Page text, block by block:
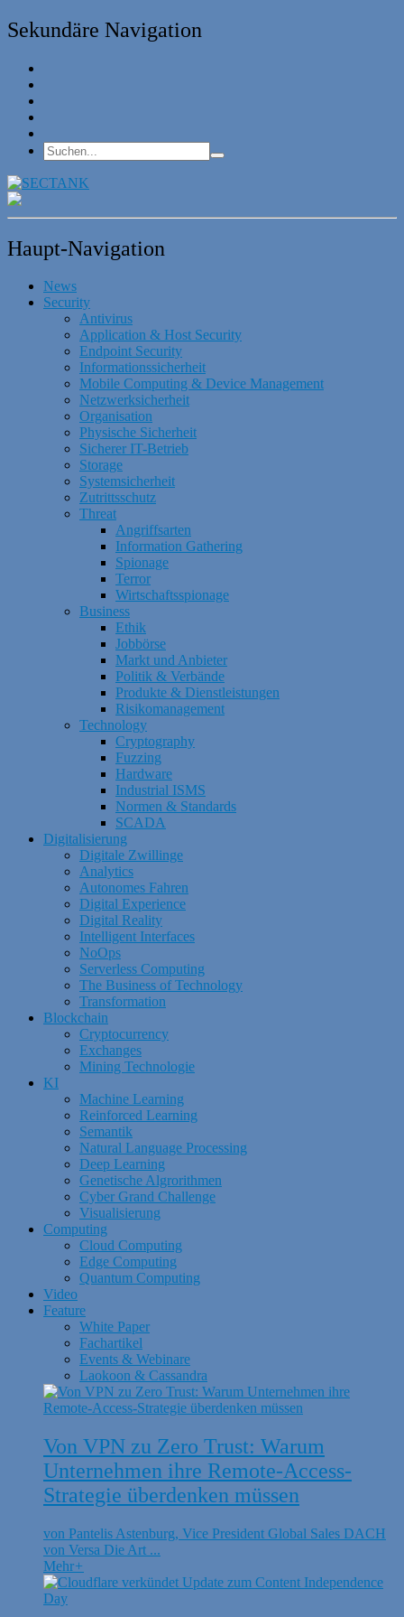
Sekundäre Navigation
Haupt-Navigation
News
Security
Antivirus
Application & Host Security
Endpoint Security
Informationssicherheit
Mobile Computing & Device Management
Netzwerksicherheit
Organisation
Physische Sicherheit
Sicherer IT-Betrieb
Storage
Systemsicherheit
Zutrittsschutz
Threat
Angriffsarten
Information Gathering
Spionage
Terror
Wirtschaftsspionage
Business
Ethik
Jobbörse
Markt und Anbieter
Politik & Verbände
Produkte & Dienstleistungen
Risikomanagement
Technology
Cryptography
Fuzzing
Hardware
Industrial ISMS
Normen & Standards
SCADA
Digitalisierung
Digitale Zwillinge
Analytics
Autonomes Fahren
Digital Experience
Digital Reality
Intelligent Interfaces
NoOps
Serverless Computing
The Business of Technology
Transformation
Blockchain
Cryptocurrency
Exchanges
Mining Technologie
KI
Machine Learning
Reinforced Learning
Semantik
Natural Language Processing
Deep Learning
Genetische Algrorithmen
Cyber Grand Challenge
Visualisierung
Computing
Cloud Computing
Edge Computing
Quantum Computing
Video
Feature
White Paper
Fachartikel
Events & Webinare
Laokoon & Cassandra
Von VPN zu Zero Trust: Warum
Unternehmen ihre Remote-Access-
Strategie überdenken müssen
von Pantelis Astenburg, Vice President Global Sales DACH
von Versa Die Art ...
Mehr+